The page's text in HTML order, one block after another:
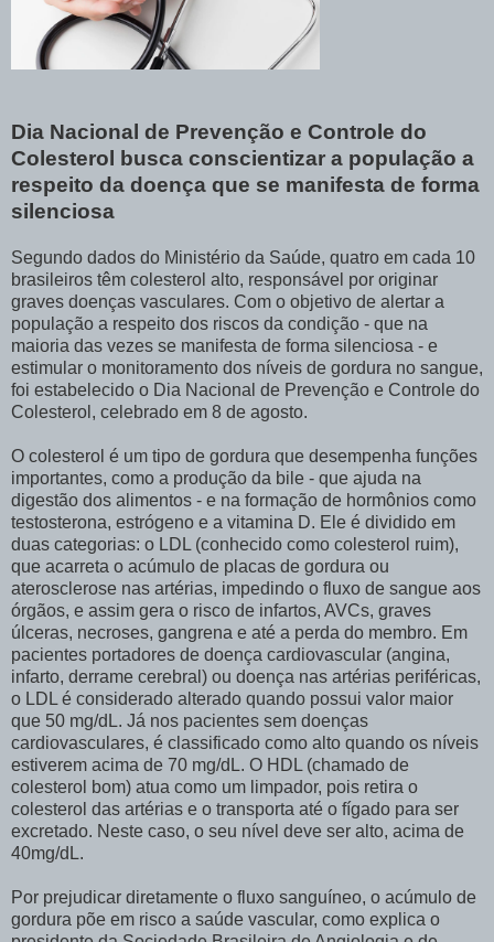
Dia Nacional de Prevenção e Controle do
Colesterol busca conscientizar a população a
respeito da doença que se manifesta de forma
silenciosa
Segundo dados do Ministério da Saúde, quatro em cada 10
brasileiros têm colesterol alto, responsável por originar
graves doenças vasculares. Com o objetivo de alertar a
população a respeito dos riscos da condição - que na
maioria das vezes se manifesta de forma silenciosa - e
estimular o monitoramento dos níveis de gordura no sangue,
foi estabelecido o Dia Nacional de Prevenção e Controle do
Colesterol, celebrado em 8 de agosto.
O colesterol é um tipo de gordura que desempenha funções
importantes, como a produção da bile - que ajuda na
digestão dos alimentos - e na formação de hormônios como
testosterona, estrógeno e a vitamina D. Ele é dividido em
duas categorias: o LDL (conhecido como colesterol ruim),
que acarreta o acúmulo de placas de gordura ou
aterosclerose nas artérias, impedindo o fluxo de sangue aos
órgãos, e assim gera o risco de infartos, AVCs, graves
úlceras, necroses, gangrena e até a perda do membro. Em
pacientes portadores de doença cardiovascular (angina,
infarto, derrame cerebral) ou doença nas artérias periféricas,
o LDL é considerado alterado quando possui valor maior
que 50 mg/dL. Já nos pacientes sem doenças
cardiovasculares, é classificado como alto quando os níveis
estiverem acima de 70 mg/dL. O HDL (chamado de
colesterol bom) atua como um limpador, pois retira o
colesterol das artérias e o transporta até o fígado para ser
excretado. Neste caso, o seu nível deve ser alto, acima de
40mg/dL.
Por prejudicar diretamente o fluxo sanguíneo, o acúmulo de
gordura põe em risco a saúde vascular, como explica o